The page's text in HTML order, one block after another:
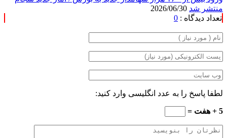
منتشر شد
تعداد دیدگاه : 0
لطفا پاسخ را به عدد انگلیسی وارد کنید:
5 + هفت =